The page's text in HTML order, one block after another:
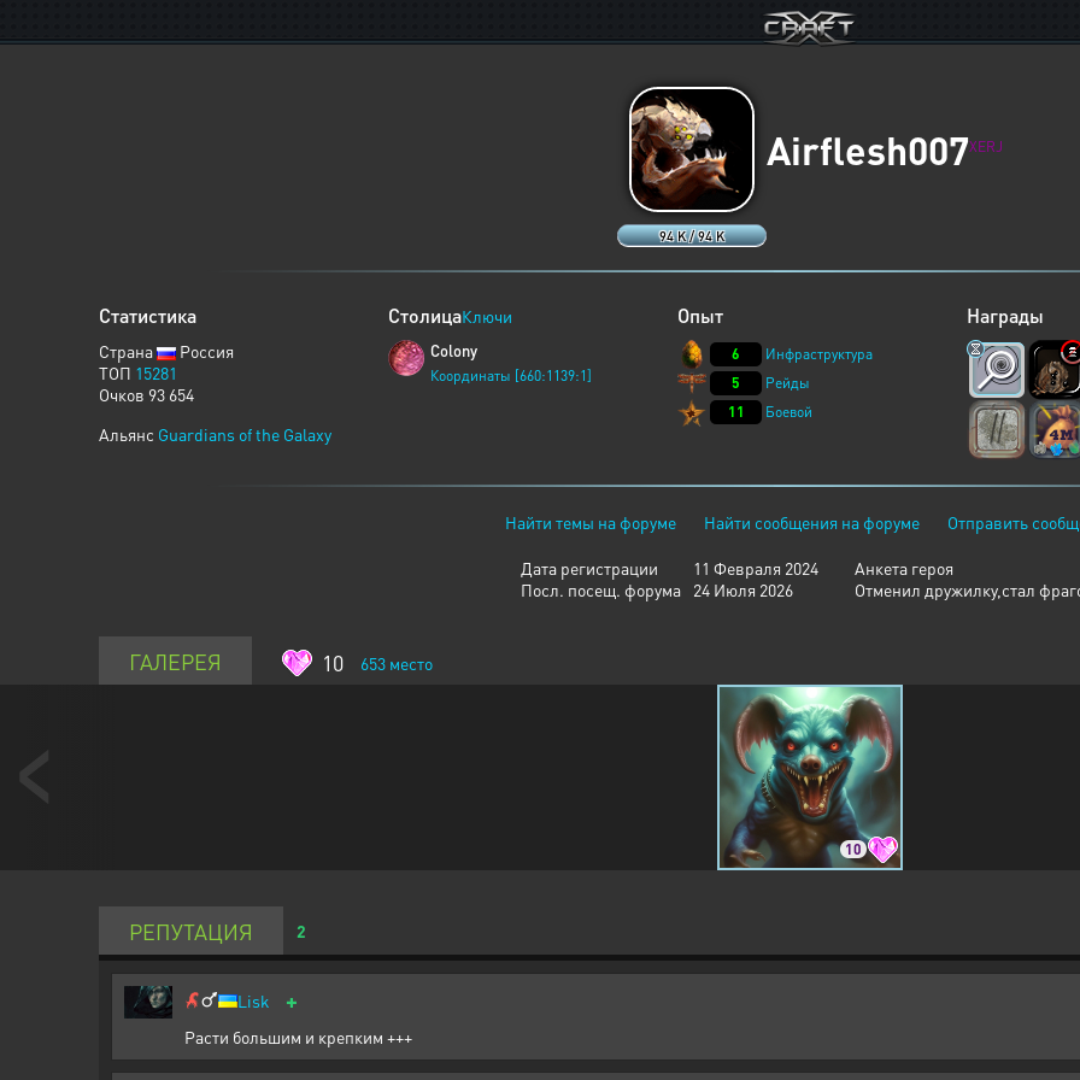
94 K / 94 K
Airflesh007XERJ
Статистика
Страна
Россия
ТОП 15281
Очков 93 654
Альянс Guardians of the Galaxy
СтолицаКлючи
Colony
Координаты [660:1139:1]
Опыт
6
Инфраструктура
5
Рейды
11
Боевой
Награды
Найти темы на форуме Найти сообщения на форуме Отправить
Дата регистрации
11 Февраля 2024
Посл. посещ. форума
24 Июля 2026
Анкета героя
Отменил дружилку,стал
ГАЛЕРЕЯ 10 653 место
10
РЕПУТАЦИЯ 2
Lisk +
Расти большим и крепким +++